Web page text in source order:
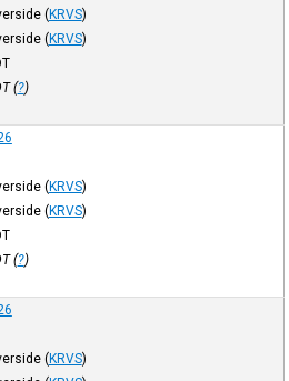
(KRVS)
(KRVS)
(?)
(KRVS)
(KRVS)
(?)
(KRVS)